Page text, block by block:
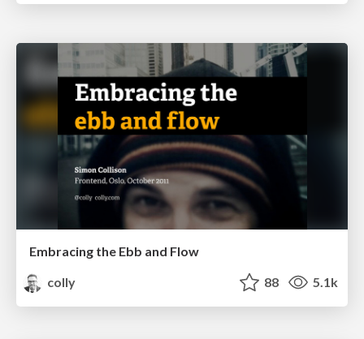
Embracing the Ebb and Flow
colly
88 5.1k